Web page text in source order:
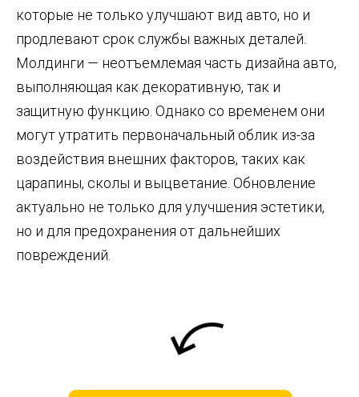
которые не только улучшают вид авто, но и
продлевают срок службы важных деталей.
Молдинги — неотъемлемая часть дизайна авто,
выполняющая как декоративную, так и
защитную функцию. Однако со временем они
могут утратить первоначальный облик из-за
воздействия внешних факторов, таких как
царапины, сколы и выцветание. Обновление
актуально не только для улучшения эстетики,
но и для предохранения от дальнейших
повреждений.